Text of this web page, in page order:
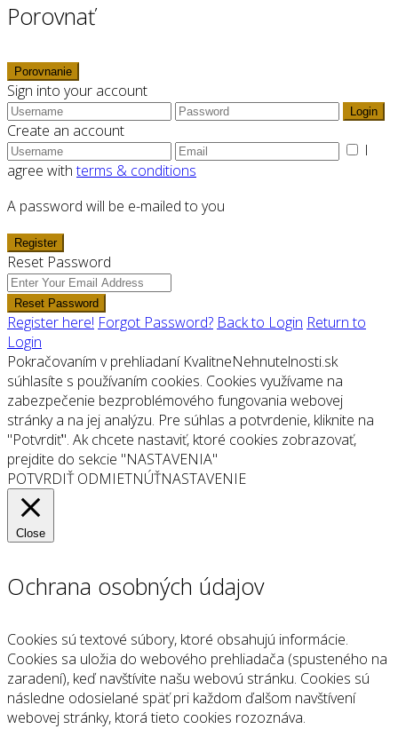
Porovnať
Porovnanie
Sign into your account
Login
Create an account
I
agree withterms & conditions
A password will be e-mailed to you
Register
Reset Password
Reset Password
Register here! Forgot Password? Back to Login Return to
Login
Pokračovaním v prehliadaní KvalitneNehnutelnosti.sk
súhlasíte s používaním cookies. Cookies využívame na
zabezpečenie bezproblémového fungovania webovej
stránky a na jej analýzu. Pre súhlas a potvrdenie, kliknite na
"Potvrdiť". Ak chcete nastaviť, ktoré cookies zobrazovať,
prejdite do sekcie "NASTAVENIA"
POTVRDIŤ ODMIETNÚŤNASTAVENIE
Close
Ochrana osobných údajov
Cookies sú textové súbory, ktoré obsahujú informácie.
Cookies sa uložia do webového prehliadača (spusteného na
zaradení), keď navštívite našu webovú stránku. Cookies sú
následne odosielané späť pri každom ďalšom navštívení
webovej stránky, ktorá tieto cookies rozoznáva.